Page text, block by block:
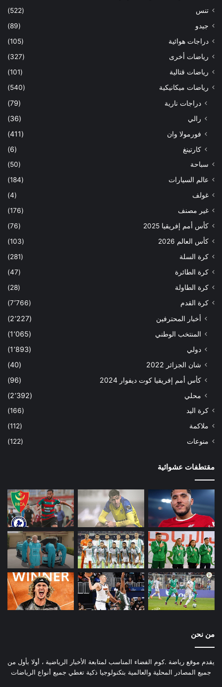
تنس
(522)
جيدو
(89)
دراجات هوائية
(105)
رياضات أخرى
(327)
رياضات قتالية
(101)
رياضات ميكانيكية
(540)
دراجات نارية
(79)
رالي
(36)
فورمولا وان
(411)
كارتينغ
(6)
سباحة
(50)
عالم السيارات
(184)
غولف
(4)
غير مصنف
(176)
كأس أمم إفريقيا 2025
(76)
كأس العالم 2026
(103)
كرة السلة
(281)
كرة الطائرة
(47)
كرة الطاولة
(28)
كرة القدم
(7٬766)
أخبار المحترفين
(2٬227)
المنتخب الوطني
(1٬065)
دولي
(1٬893)
شان الجزائر 2022
(40)
كأس أمم إفريقيا كوت ديفوار 2024
(96)
محلي
(2٬392)
كرة اليد
(166)
ملاكمة
(112)
منوعات
(122)
مقتطفات عشوائية
من نحن
يقدم موقع رياضة .كوم الفضاء المناسب لمتابعة الأخبار الرياضية ، أولا بأول من
جميع المصادر المحلية والعالمية بتكنولوجيا ذكية تغطي جميع أنواع الرياضات